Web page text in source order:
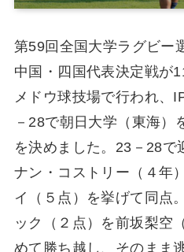
第59回全国大学ラグビー
中国・四国代表決定戦が
メドウ球技場で行われ、
－28で朝日大学（東海）
を決めました。23－28で
ナン・コストリー（４年
イ（５点）を挙げて同点
ック（２点）を前坂梨空
めて勝ち越し、そのまま